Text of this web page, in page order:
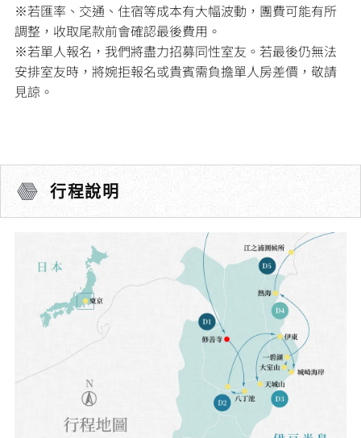
※若匯率、交通、住宿等成本有大幅波動，團費可能有所
調整，收取尾款前會確認最後費用。
※若單人報名，我們將盡力招募同性室友。若最後仍無法
安排室友時，將婉拒報名或貴賓需負擔單人房差價，敬請
見諒。
行程說明